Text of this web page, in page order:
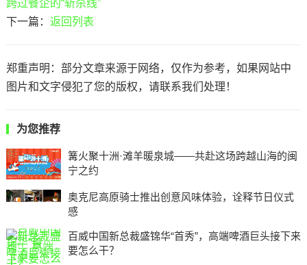
跨过餐企的“斩杀线”
下一篇： 返回列表
郑重声明：部分文章来源于网络，仅作为参考，如果网站中
图片和文字侵犯了您的版权，请联系我们处理！
为您推荐
篝火聚十洲·滩羊暖泉城——共赴这场跨越山海的闽
宁之约
奥克尼高原骑士推出创意风味体验，诠释节日仪式
感
百威中国新总裁盛锦华“首秀”，高端啤酒巨头接下来
要怎么干？